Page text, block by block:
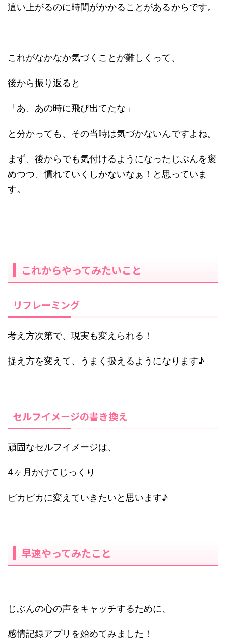
這い上がるのに時間がかかることがあるからです。
これがなかなか気づくことが難しくって、
後から振り返ると
「あ、あの時に飛び出てたな」
と分かっても、その当時は気づかないんですよね。
まず、後からでも気付けるようになったじぶんを褒
めつつ、慣れていくしかないなぁ！と思っていま
す。
これからやってみたいこと
リフレーミング
考え方次第で、現実も変えられる！
捉え方を変えて、うまく扱えるようになります♪
セルフイメージの書き換え
頑固なセルフイメージは、
4ヶ月かけてじっくり
ピカピカに変えていきたいと思います♪
早速やってみたこと
じぶんの心の声をキャッチするために、
感情記録アプリを始めてみました！